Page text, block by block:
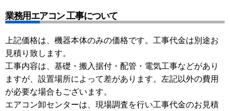
業務用エアコン 工事について
上記価格は、機器本体のみの価格です。工事代金は別途お
見積り致します。
工事内容は、基礎・搬入据付・配管・電気工事などがあり
ますが、設置場所によって差があります。左記以外の費用
が必要な場合もございます。
エアコン卸センターは、現場調査を行い工事代金のお見積